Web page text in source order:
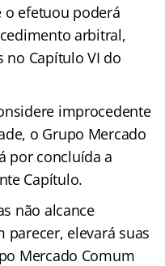
o efetuou poderá
arbitral,
no Capítulo VI do
improcedente
o Grupo Mercado
por concluída a
Capítulo.
não alcance
elevará suas
Mercado Comum